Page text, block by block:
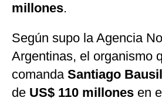
millones.
Según supo la Agencia
Argentinas, el organismo
comanda Santiago Baus
de US$ 110 millones en